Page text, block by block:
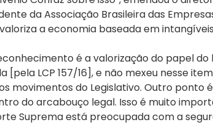
da Associação Brasileira das
a economia baseada em
é a valorização do papel
LCP 157/16], e não mexeu nesse
movimentos do Legislativo. Outro ponto
do arcabouço legal. Isso é muito
Suprema está preocupada com a